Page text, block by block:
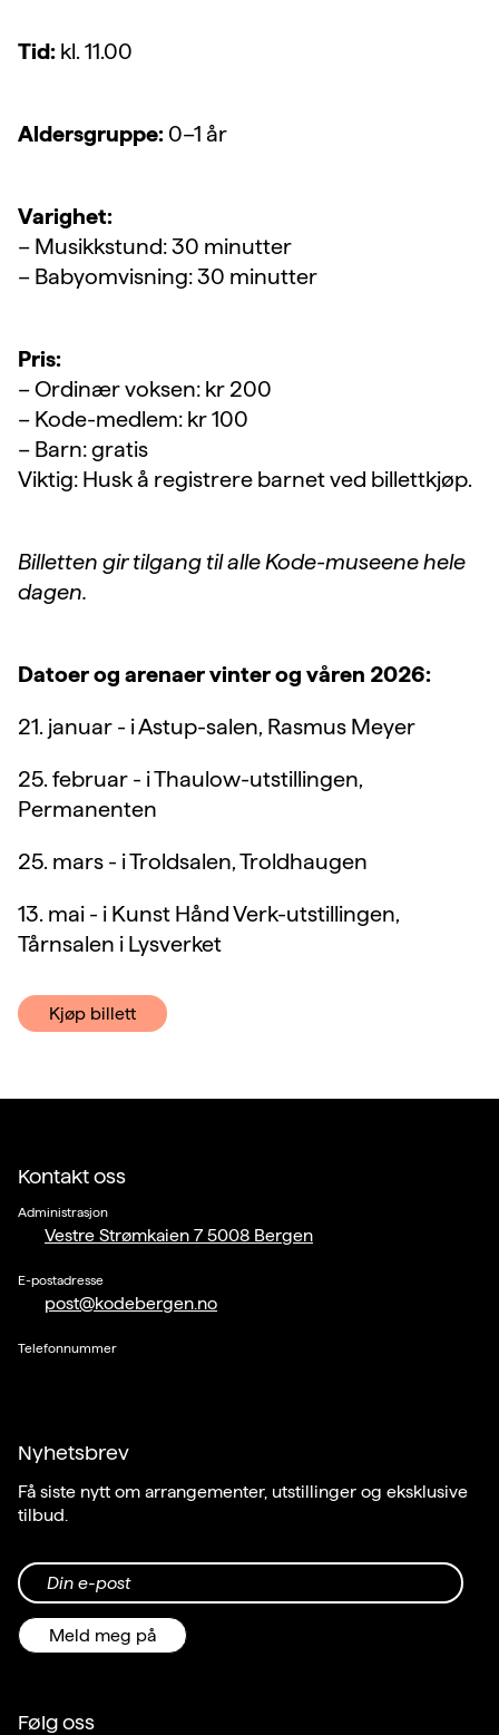
Tid: kl. 11.00
Aldersgruppe: 0–1 år
Varighet:
– Musikkstund: 30 minutter
– Babyomvisning: 30 minutter
Pris:
– Ordinær voksen: kr 200
– Kode-medlem: kr 100
– Barn: gratis
Viktig: Husk å registrere barnet ved billettkjøp.
Billetten gir tilgang til alle Kode-museene hele
dagen.
Datoer og arenaer vinter og våren 2026:
21. januar - i Astup-salen, Rasmus Meyer
25. februar - i Thaulow-utstillingen,
Permanenten
25. mars - i Troldsalen, Troldhaugen
13. mai - i Kunst Hånd Verk-utstillingen,
Tårnsalen i Lysverket
Kjøp billett
Kontakt oss
Administrasjon
Vestre Strømkaien 7 5008 Bergen
E-postadresse
post@kodebergen.no
Telefonnummer
Nyhetsbrev
Få siste nytt om arrangementer, utstillinger og eksklusive
tilbud.
Din e-post
Meld meg på
Følg oss